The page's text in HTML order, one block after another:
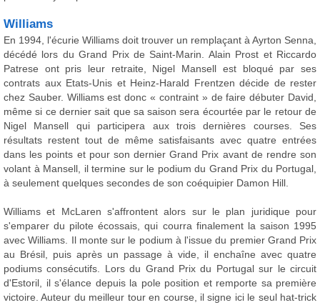
Williams
En 1994, l'écurie Williams doit trouver un remplaçant à Ayrton Senna,
décédé lors du Grand Prix de Saint-Marin. Alain Prost et Riccardo
Patrese ont pris leur retraite, Nigel Mansell est bloqué par ses
contrats aux Etats-Unis et Heinz-Harald Frentzen décide de rester
chez Sauber. Williams est donc « contraint » de faire débuter David,
même si ce dernier sait que sa saison sera écourtée par le retour de
Nigel Mansell qui participera aux trois dernières courses. Ses
résultats restent tout de même satisfaisants avec quatre entrées
dans les points et pour son dernier Grand Prix avant de rendre son
volant à Mansell, il termine sur le podium du Grand Prix du Portugal,
à seulement quelques secondes de son coéquipier Damon Hill.
Williams et McLaren s'affrontent alors sur le plan juridique pour
s'emparer du pilote écossais, qui courra finalement la saison 1995
avec Williams. Il monte sur le podium à l'issue du premier Grand Prix
au Brésil, puis après un passage à vide, il enchaîne avec quatre
podiums consécutifs. Lors du Grand Prix du Portugal sur le circuit
d'Estoril, il s'élance depuis la pole position et remporte sa première
victoire. Auteur du meilleur tour en course, il signe ici le seul hat-trick